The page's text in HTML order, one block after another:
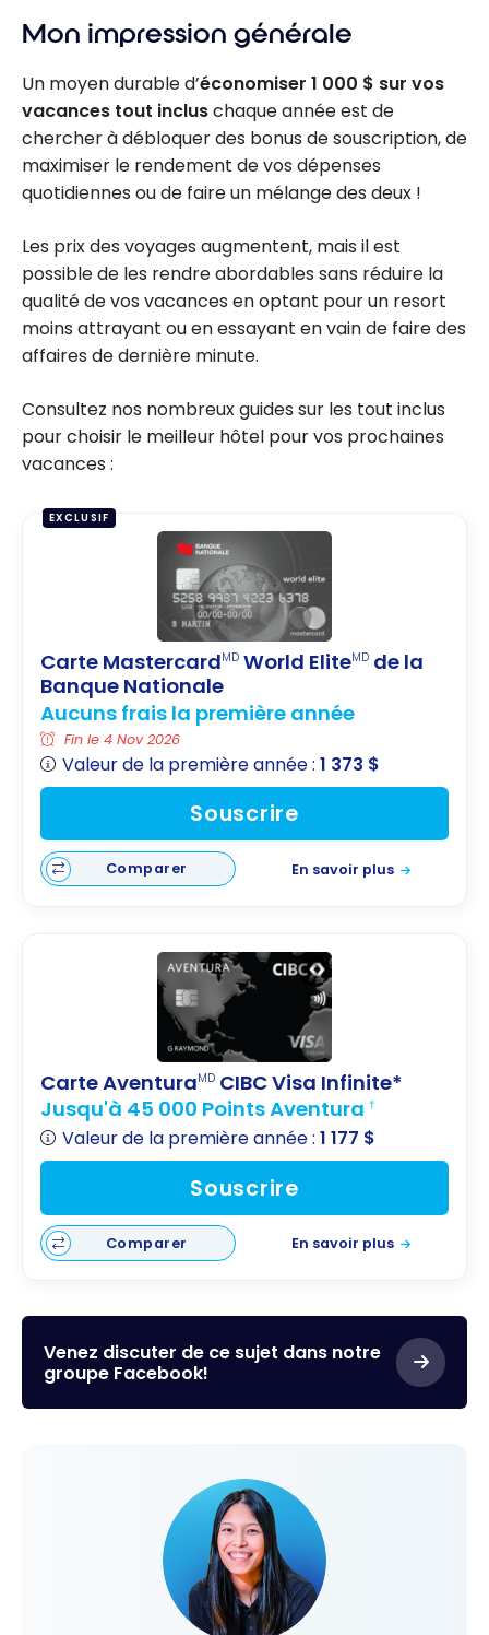
Mon impression générale
Un moyen durable d’économiser 1 000 $ sur vos
vacances tout incluschaque année est de
chercher à débloquer des bonus de souscription, de
maximiser le rendement de vos dépenses
quotidiennes ou de faire un mélange des deux !
Les prix des voyages augmentent, mais il est
possible de les rendre abordables sans réduire la
qualité de vos vacances en optant pour un resort
moins attrayant ou en essayant en vain de faire des
affaires de dernière minute.
Consultez nos nombreux guides sur les tout inclus
pour choisir le meilleur hôtel pour vos prochaines
vacances :
EXCLUSIF
Carte MastercardMD World EliteMD de la
Banque Nationale
Aucuns frais la première année
Fin le 4 Nov 2026
Valeur de la première année :1 373 $
Souscrire
Comparer En savoir plus
Carte AventuraMD CIBC Visa Infinite*
Jusqu'à 45 000 Points Aventura †
Valeur de la première année :1 177 $
Souscrire
Comparer En savoir plus
Venez discuter de ce sujet dans notre
groupe Facebook!